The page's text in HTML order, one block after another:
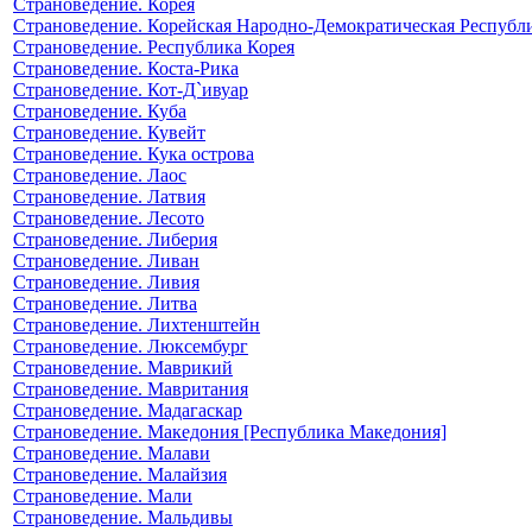
Страноведение. Корейская Народно-Демократическая
Страноведение. Республика Корея
Страноведение. Коста-Рика
Страноведение. Кот-Д`ивуар
Страноведение. Куба
Страноведение. Кувейт
Страноведение. Кука острова
Страноведение. Лаос
Страноведение. Латвия
Страноведение. Лесото
Страноведение. Либерия
Страноведение. Ливан
Страноведение. Ливия
Страноведение. Литва
Страноведение. Лихтенштейн
Страноведение. Люксембург
Страноведение. Маврикий
Страноведение. Мавритания
Страноведение. Мадагаскар
Страноведение. Македония [Республика Македония]
Страноведение. Малави
Страноведение. Малайзия
Страноведение. Мали
Страноведение. Мальдивы